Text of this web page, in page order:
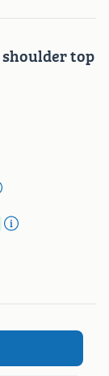
top